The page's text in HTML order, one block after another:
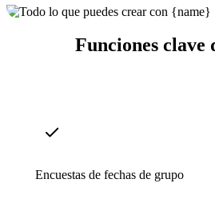
Funciones clave
Encuestas de fechas de grupo